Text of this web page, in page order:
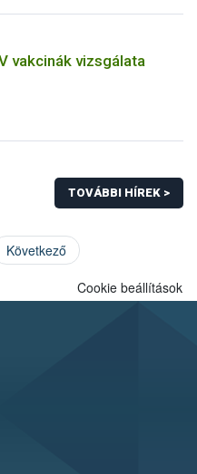
vakcinák vizsgálata
TOVÁBBI HÍREK >
Következő
Cookie beállítások